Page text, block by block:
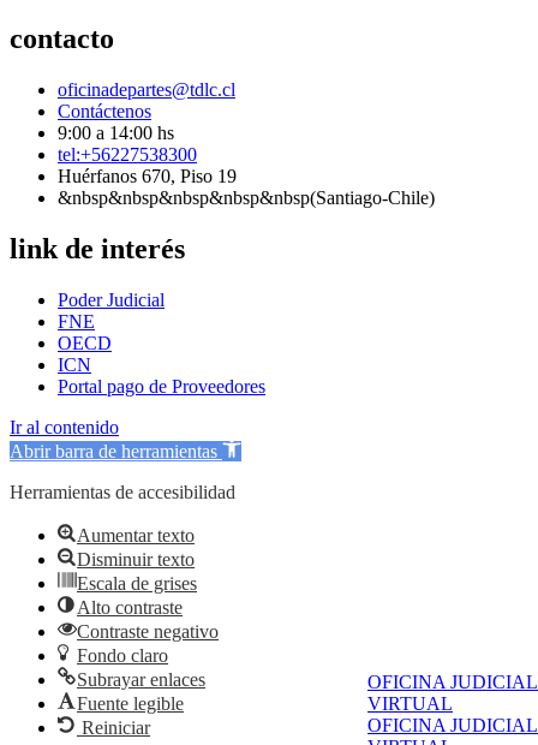
OFICINA JUDICIAL
VIRTUAL
OFICINA JUDICIAL
contacto
oficinadepartes@tdlc.cl
Contáctenos
9:00 a 14:00 hs
tel:+56227538300
Huérfanos 670, Piso 19
&nbsp&nbsp&nbsp&nbsp&nbsp(Santiago-Chile)
link de interés
Poder Judicial
FNE
OECD
ICN
Portal pago de Proveedores
Ir al contenido
Abrir barra de herramientas
Herramientas de accesibilidad
Aumentar texto
Disminuir texto
Escala de grises
Alto contraste
Contraste negativo
Fondo claro
Subrayar enlaces
Fuente legible
Reiniciar